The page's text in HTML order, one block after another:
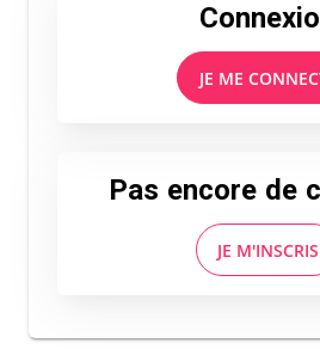
JE ME
Pas encore de
JE M'INSCRIS